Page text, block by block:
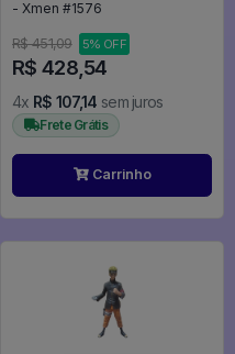
- Xmen #1576
R$ 451,09 5% OFF
R$ 428,54
4x R$ 107,14 sem juros
Frete Grátis
Carrinho